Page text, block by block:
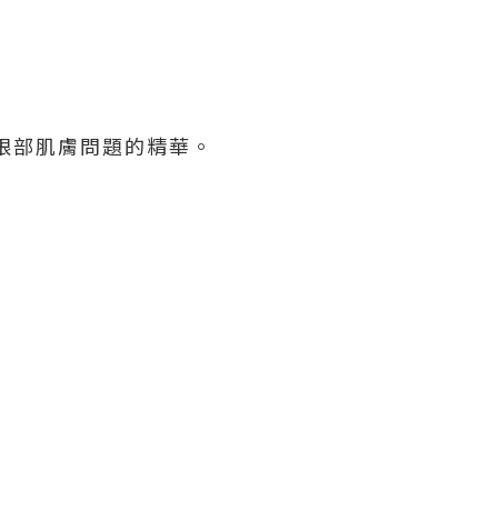
肌膚問題的精華。